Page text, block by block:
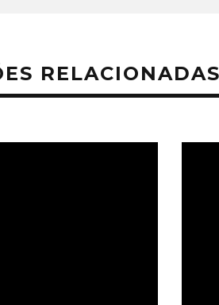
RELACIONADAS